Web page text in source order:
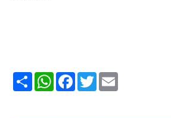
ShareWhatsApp
Facebook
Twitter